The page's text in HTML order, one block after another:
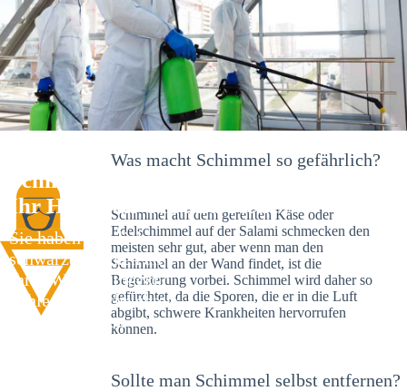
Schimmelexperte in Gödenstorf –
Ihr Helfer an Ort und Stelle
Sie haben kürzlich
schwarze Flecken an
Ihrer Wand entdeckt?
Schlechte Nachrichten:
Sie haben einen
Was macht Schimmel so gefährlich?
Schimmel auf dem gereiften Käse oder
Edelschimmel auf der Salami schmecken den
meisten sehr gut, aber wenn man den
Schimmel an der Wand findet, ist die
Begeisterung vorbei. Schimmel wird daher so
gefürchtet, da die Sporen, die er in die Luft
abgibt, schwere Krankheiten hervorrufen
können.
Sollte man Schimmel selbst entfernen?